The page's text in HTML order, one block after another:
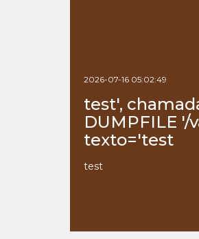
2026-07-16 05:02:49
test',
DUMPFILE
texto='test
test